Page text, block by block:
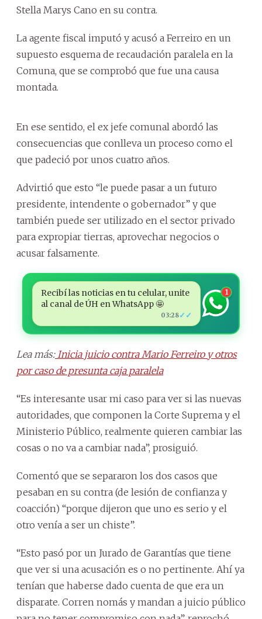
Stella Marys Cano en su contra.
La agente fiscal imputó y acusó a Ferreiro en un
supuesto esquema de recaudación paralela en la
Comuna, que se comprobó que fue una causa
montada.
En ese sentido, el ex jefe comunal abordó las
consecuencias que conlleva un proceso como el
que padeció por unos cuatro años.
Advirtió que esto “le puede pasar a un futuro
presidente, intendente o gobernador” y que
también puede ser utilizado en el sector privado
para expropiar tierras, aprovechar negocios o
acusar falsamente.
Recibí las noticias en tu celular, unite
al canal de ÚH en WhatsApp 🤩
03:28✓✓
1
Lea más:Inicia juicio contra Mario Ferreiro y otros
por caso de presunta caja paralela
“Es interesante usar mi caso para ver si las nuevas
autoridades, que componen la Corte Suprema y el
Ministerio Público, realmente quieren cambiar las
cosas o no va a cambiar nada”, prosiguió.
Comentó que se separaron los dos casos que
pesaban en su contra (de lesión de confianza y
coacción) “porque dijeron que uno es serio y el
otro venía a ser un chiste”.
“Esto pasó por un Jurado de Garantías que tiene
que ver si una acusación es o no pertinente. Ahí ya
tenían que haberse dado cuenta de que era un
disparate. Corren nomás y mandan a juicio público